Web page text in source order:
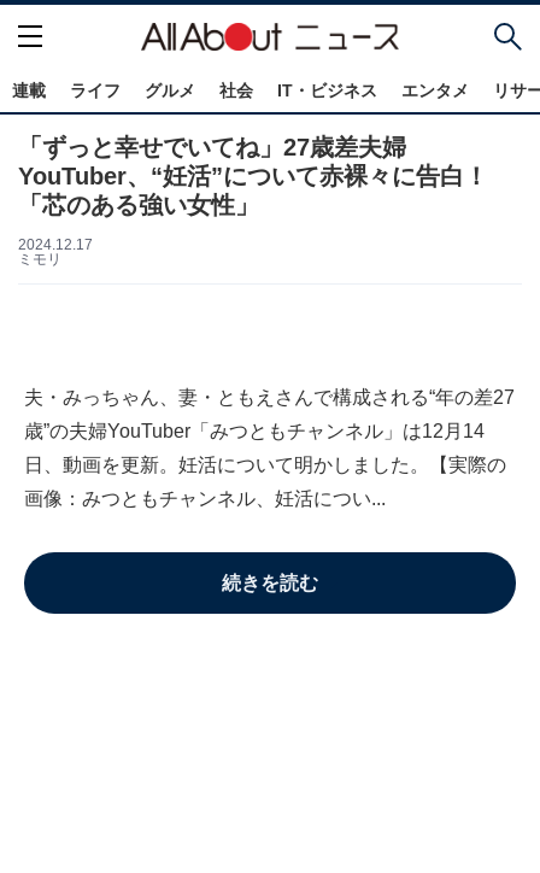
連載 ライフ グルメ 社会 IT・ビジネス エンタメ リサ
「ずっと幸せでいてね」27歳差夫婦
YouTuber、“妊活”について赤裸々に告白！
「芯のある強い女性」
2024.12.17
ミモリ
夫・みっちゃん、妻・ともえさんで構成される“年の差27
歳”の夫婦YouTuber「みつともチャンネル」は12月14
日、動画を更新。妊活について明かしました。【実際の
画像：みつともチャンネル、妊活につい...
続きを読む